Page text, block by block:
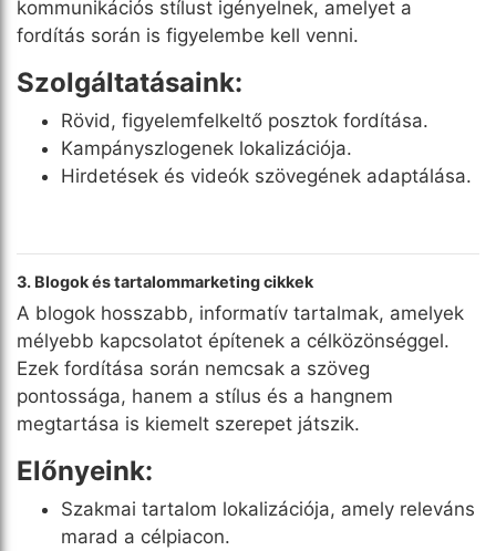
kommunikációs stílust igényelnek, amelyet a
fordítás során is figyelembe kell venni.
Szolgáltatásaink:
Rövid, figyelemfelkeltő posztok fordítása.
Kampányszlogenek lokalizációja.
Hirdetések és videók szövegének adaptálása.
3. Blogok és tartalommarketing cikkek
A blogok hosszabb, informatív tartalmak, amelyek
mélyebb kapcsolatot építenek a célközönséggel.
Ezek fordítása során nemcsak a szöveg
pontossága, hanem a stílus és a hangnem
megtartása is kiemelt szerepet játszik.
Előnyeink:
Szakmai tartalom lokalizációja, amely releváns
marad a célpiacon.